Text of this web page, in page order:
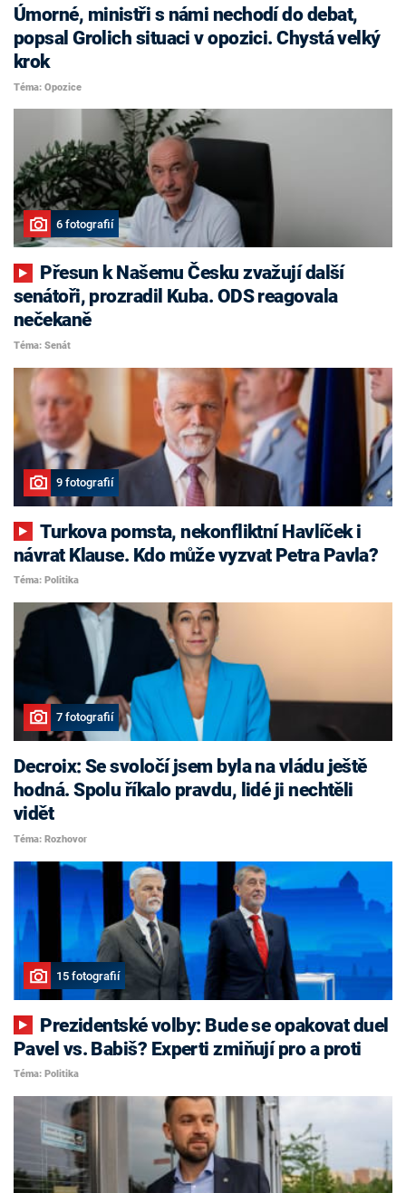
Úmorné, ministři s námi nechodí do debat,
popsal Grolich situaci v opozici. Chystá velký
krok
Téma: Opozice
6 fotografií
senátoři, prozradil Kuba. ODS reagovala
nečekaně
Téma: Senát
9 fotografií
Turkova pomsta, nekonfliktní Havlíček i
návrat Klause. Kdo může vyzvat Petra Pavla?
Téma: Politika
7 fotografií
Decroix: Se svoločí jsem byla na vládu ještě
hodná. Spolu říkalo pravdu, lidé ji nechtěli
vidět
Téma: Rozhovor
15 fotografií
Pavel vs. Babiš? Experti zmiňují pro a proti
Téma: Politika